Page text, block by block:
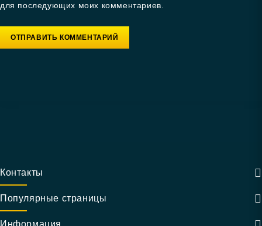
для последующих моих комментариев.
Контакты
Популярные страницы
Информация